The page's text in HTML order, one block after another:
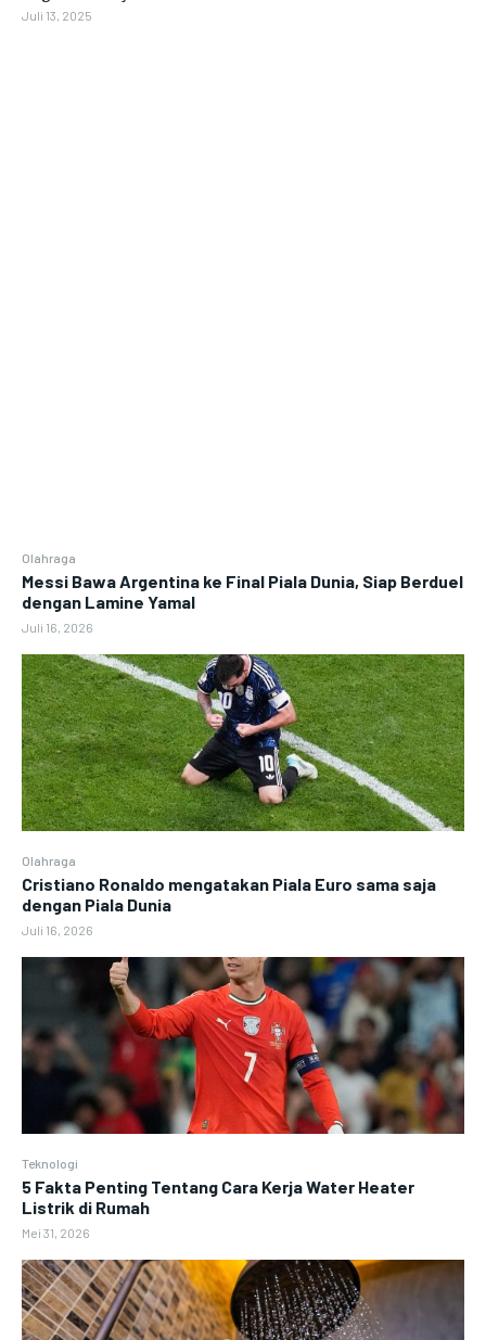
Olahraga
Messi Bawa Argentina ke Final Piala Dunia, Siap Berduel
dengan Lamine Yamal
Juli 16, 2026
Olahraga
Cristiano Ronaldo mengatakan Piala Euro sama saja
dengan Piala Dunia
Juli 16, 2026
Teknologi
5 Fakta Penting Tentang Cara Kerja Water Heater
Listrik di Rumah
Mei 31, 2026
Juli 13, 2025